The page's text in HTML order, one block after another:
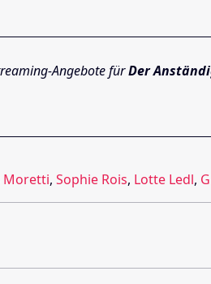
Angebote fürDer
Moretti, Sophie Rois, Lotte Ledl,